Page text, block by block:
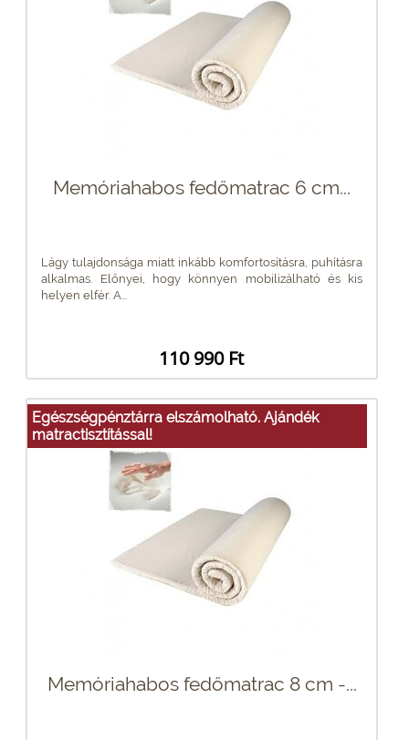
Memóriahabos fedőmatrac 6 cm...
Lágy tulajdonsága miatt inkább komfortosításra, puhításra
alkalmas. Előnyei, hogy könnyen mobilizálható és kis
helyen elfér. A...
110 990 Ft
Egészségpénztárra elszámolható. Ajándék
matractisztítással!
Memóriahabos fedőmatrac 8 cm -...